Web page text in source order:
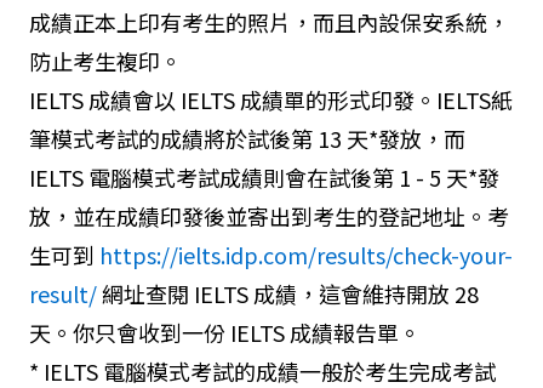
成績正本上印有考生的照片，而且內設保安系統，
防止考生複印。
IELTS 成績會以 IELTS 成績單的形式印發。IELTS紙
筆模式考試的成績將於試後第 13 天*發放，而
IELTS 電腦模式考試成績則會在試後第 1 - 5 天*發
放，並在成績印發後並寄出到考生的登記地址。考
生可到 https://ielts.idp.com/results/check-your-
result/網址查閱 IELTS 成績，這會維持開放 28
天。你只會收到一份 IELTS 成績報告單。
* IELTS 電腦模式考試的成績一般於考生完成考試